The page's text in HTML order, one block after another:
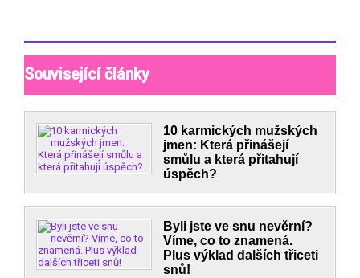
Související články
10 karmických mužských
jmen: Která přinášejí
smůlu a která přitahují
úspěch?
Byli jste ve snu nevěrní?
Víme, co to znamená.
Plus výklad dalších třiceti
snů!